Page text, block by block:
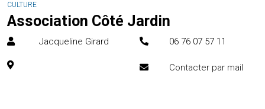
CULTURE
Association Côté Jardin
Jacqueline Girard 06 76 07 57 11
Contacter par mail